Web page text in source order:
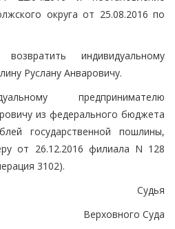
округа от 25.08.2016 по
индивидуальному
Руслану Анваровичу.
предпринимателю
из федерального бюджета
государственной пошлины,
от 26.12.2016 филиала N 128
3102).
Судья
Верховного Суда